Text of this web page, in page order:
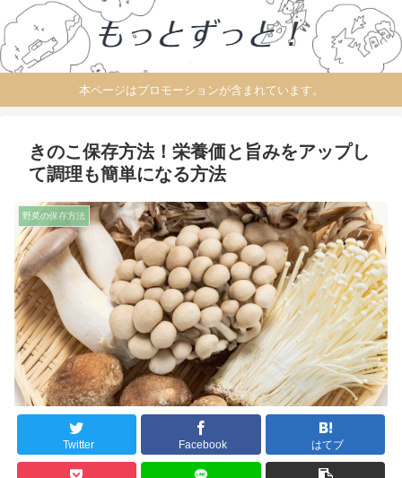
本ページはプロモーションが含まれています。
きのこ保存方法！栄養価と旨みをアップし
て調理も簡単になる方法
野菜の保存方法
Twitter Facebook はてブ